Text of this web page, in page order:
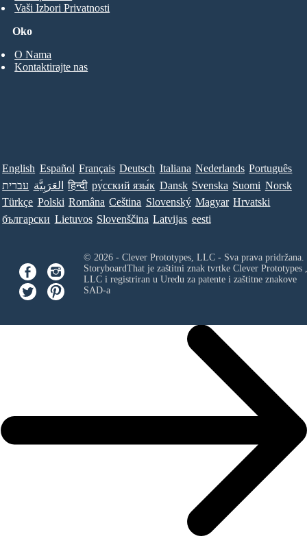
Oko
O Nama
Kontaktirajte nas
Vaši Izbori Privatnosti
English Español Français Deutsch Italiana Nederlands Português
עברית العَرَبِيَّة हिन्दी ру́сский язы́к Dansk Svenska Suomi Norsk
Türkçe Polski Româna Ceština Slovenský Magyar Hrvatski
български Lietuvos Slovenščina Latvijas eesti
© 2026 - Clever Prototypes, LLC - Sva prava pridržana.
StoryboardThat je zaštitni znak tvrtke Clever Prototypes ,
LLCi registriran u Uredu za patente i zaštitne znakove
SAD-a